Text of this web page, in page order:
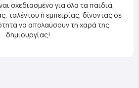
σχεδιασμένο για όλα τα παιδιά,
ταλέντου ή εμπειρίας, δίνοντας σε
να απολαύσουν τη χαρά της
δημιουργίας!